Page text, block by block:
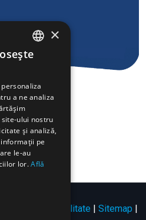
de confidențialitate Sitemap
ENGLISH
FRENCH
BULGARIAN
GERMAN
ROMANIAN
×
a ne analiza
ului nostru
și analiză,
pe
le-au
lor.Află